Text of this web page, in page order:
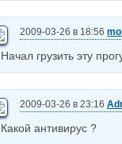
2009-03-26 в 18:56
Начал грузить эту
2009-03-26 в 23:16
Какой антивирус ?